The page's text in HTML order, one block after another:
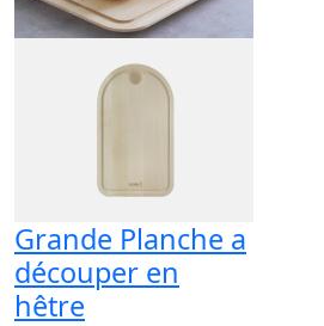
Grande Planche a
découper en
hêtre